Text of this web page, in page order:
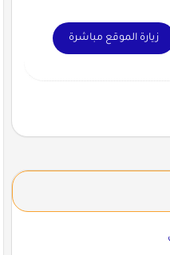
زيارة الموقع مباشرة